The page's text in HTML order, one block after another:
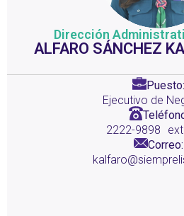
Dirección
ALFARO SÁNCHEZ
Puesto:
Ejecutivo de
2222-9898
Correo: